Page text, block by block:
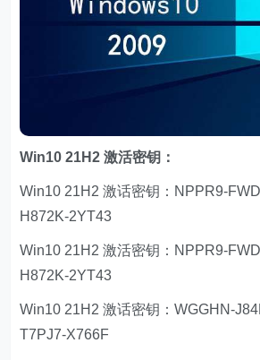
Win10 21H2 激活密钥：
Win10 21H2 激话密钥：NPPR9-
H872K-2YT43
Win10 21H2 激活密钥：NPPR9-
H872K-2YT43
Win10 21H2 激话密钥：WGGHN-
T7PJ7-X766F